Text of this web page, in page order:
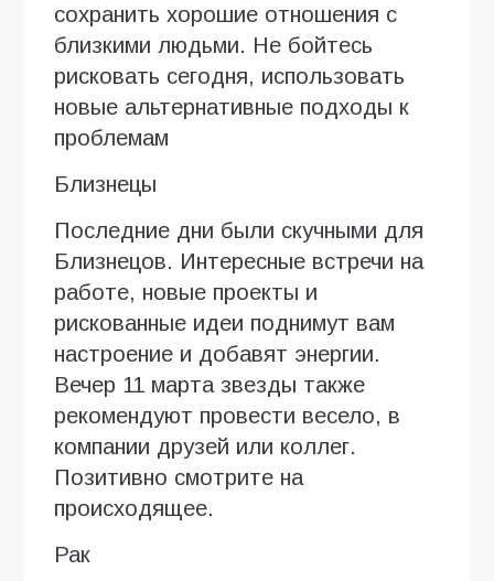
сохранить хорошие отношения с
близкими людьми. Не бойтесь
рисковать сегодня, использовать
новые альтернативные подходы к
проблемам
Близнецы
Последние дни были скучными для
Близнецов. Интересные встречи на
работе, новые проекты и
рискованные идеи поднимут вам
настроение и добавят энергии.
Вечер 11 марта звезды также
рекомендуют провести весело, в
компании друзей или коллег.
Позитивно смотрите на
происходящее.
Рак